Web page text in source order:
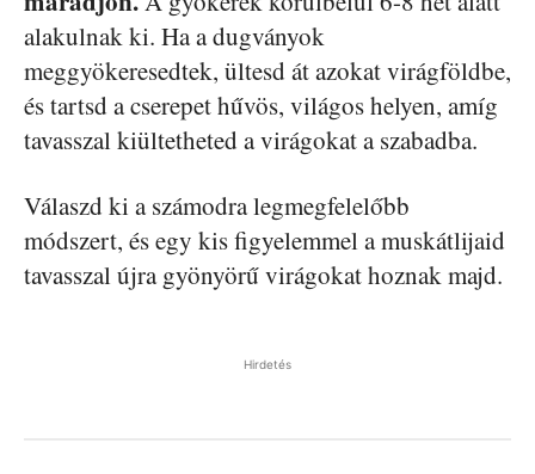
alakulnak ki. Ha a dugványok
meggyökeresedtek, ültesd át azokat virágföldbe,
és tartsd a cserepet hűvös, világos helyen, amíg
tavasszal kiültetheted a virágokat a szabadba.
Válaszd ki a számodra legmegfelelőbb
módszert, és egy kis figyelemmel a muskátlijaid
tavasszal újra gyönyörű virágokat hoznak majd.
Hirdetés